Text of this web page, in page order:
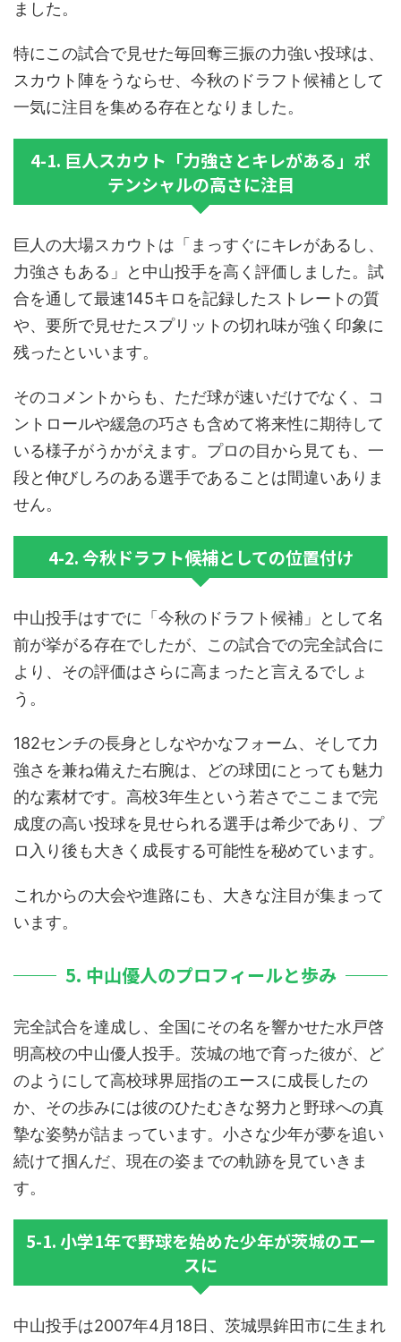
ました。
特にこの試合で見せた毎回奪三振の力強い投球は、
スカウト陣をうならせ、今秋のドラフト候補として
一気に注目を集める存在となりました。
4-1. 巨人スカウト「力強さとキレがある」ポ
テンシャルの高さに注目
巨人の大場スカウトは「まっすぐにキレがあるし、
力強さもある」と中山投手を高く評価しました。試
合を通して最速145キロを記録したストレートの質
や、要所で見せたスプリットの切れ味が強く印象に
残ったといいます。
そのコメントからも、ただ球が速いだけでなく、コ
ントロールや緩急の巧さも含めて将来性に期待して
いる様子がうかがえます。プロの目から見ても、一
段と伸びしろのある選手であることは間違いありま
せん。
4-2. 今秋ドラフト候補としての位置付け
中山投手はすでに「今秋のドラフト候補」として名
前が挙がる存在でしたが、この試合での完全試合に
より、その評価はさらに高まったと言えるでしょ
う。
182センチの長身としなやかなフォーム、そして力
強さを兼ね備えた右腕は、どの球団にとっても魅力
的な素材です。高校3年生という若さでここまで完
成度の高い投球を見せられる選手は希少であり、プ
ロ入り後も大きく成長する可能性を秘めています。
これからの大会や進路にも、大きな注目が集まって
います。
5. 中山優人のプロフィールと歩み
完全試合を達成し、全国にその名を響かせた水戸啓
明高校の中山優人投手。茨城の地で育った彼が、ど
のようにして高校球界屈指のエースに成長したの
か、その歩みには彼のひたむきな努力と野球への真
摯な姿勢が詰まっています。小さな少年が夢を追い
続けて掴んだ、現在の姿までの軌跡を見ていきま
す。
5-1. 小学1年で野球を始めた少年が茨城のエー
スに
中山投手は2007年4月18日、茨城県鉾田市に生まれ